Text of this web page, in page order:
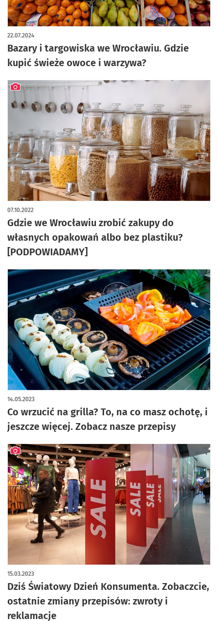
Bazary i targowiska we Wrocławiu. Gdzie
kupić świeże owoce i warzywa?
22.07.2024
Gdzie we Wrocławiu zrobić zakupy do
własnych opakowań albo bez plastiku?
[PODPOWIADAMY]
07.10.2022
artykuł z galerią zdjęć
Co wrzucić na grilla? To, na co masz ochotę, i
jeszcze więcej. Zobacz nasze przepisy
14.05.2023
Dziś Światowy Dzień Konsumenta. Zobaczcie,
ostatnie zmiany przepisów: zwroty i
reklamacje
15.03.2023
artykuł z galerią zdjęć